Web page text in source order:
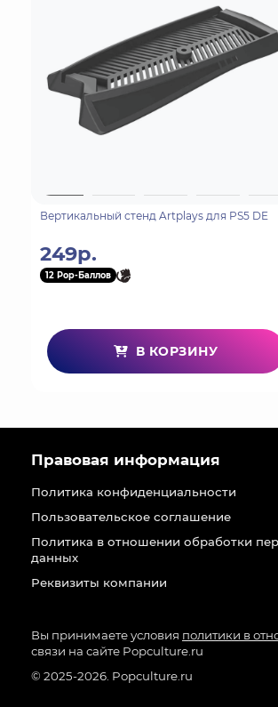
Вертикальный стенд Artplays для PS5 DE
249р.
12 Pop-Баллов
В КОРЗИНУ
Правовая информация
Политика конфиденциальности
Пользовательское соглашение
Политика в отношении обработки
данных
Реквизиты компании
Вы принимаете условия политики в
связи на сайте Popculture.ru
© 2025-2026. Popculture.ru